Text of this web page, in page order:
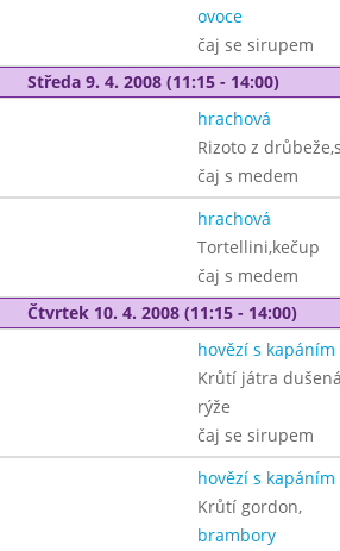
ovoce
čaj se sirupem
Středa 9. 4. 2008 (11:15 - 14:00)
hrachová
Rizoto z
čaj s medem
hrachová
Tortellini,kečup
čaj s medem
Čtvrtek 10. 4. 2008 (11:15 - 14:00)
hovězí s kapáním
Krůtí játra
rýže
čaj se sirupem
hovězí s kapáním
Krůtí gordon,
brambory